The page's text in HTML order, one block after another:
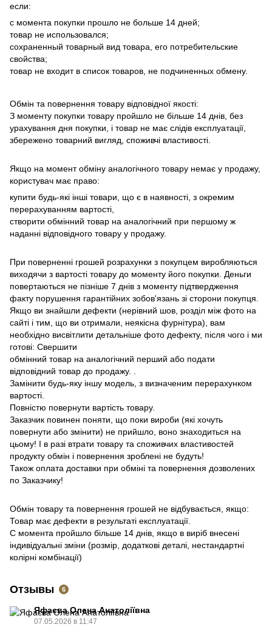
если:
с момента покупки прошло не больше 14 дней;
товар не использовался;
сохраненный товарный вид товара, его потребительские
свойства;
товар не входит в список товаров, не подчиненных обмену.
Обмін та повернення товару відповідної якості:
З моменту покупки товару пройшло не більше 14 днів, без
урахування дня покупки, і товар не має слідів експлуатації,
збережено товарний вигляд, споживчі властивості.
Якщо на момент обміну аналогічного товару немає у продажу,
користувач має право:
купити будь-які інші товари, що є в наявності, з окремим
перерахуванням вартості,
створити обмінний товар на аналогічний при першому ж
наданні відповідного товару у продажу.
При поверненні грошей розрахунки з покупцем виробляються
виходячи з вартості товару до моменту його покупки. Деньги
повертаються не пізніше 7 днів з моменту підтвердження
факту порушення гарантійних зобов'язань зі сторони покупця.
Якщо ви знайшли дефекти (нерівний шов, розділ між фото на
сайті і тим, що ви отримали, неякісна фурнітура), вам
необхідно висвітлити детальніше фото дефекту, після чого і ми
готові: Свершити
обмінний товар на аналогічний перший або подати
відповідний товар до продажу. .
Замінити будь-яку іншу модель, з визначеним перерахунком
вартості.
Повністю повернути вартість товару.
Заказчик повинен поняти, що поки вироби (які хочуть
повернути або змінити) не прийшло, воно знаходиться на
цьому! І в разі втрати товару та споживчих властивостей
продукту обмін і повернення зроблені не будуть!
Також оплата доставки при обміні та повернення дозволених
по Заказчику!
Обмін товару та повернення грошей не відбувається, якщо:
Товар має дефекти в результаті експлуатації.
С момента пройшло більше 14 днів, якщо в виріб внесені
індивідуальні зміни (розмір, додаткові деталі, нестандартні
колірні комбінації)
Отзывы 6
Яфаєва Олена Анатоліївна
07.05.2026 в 11:47